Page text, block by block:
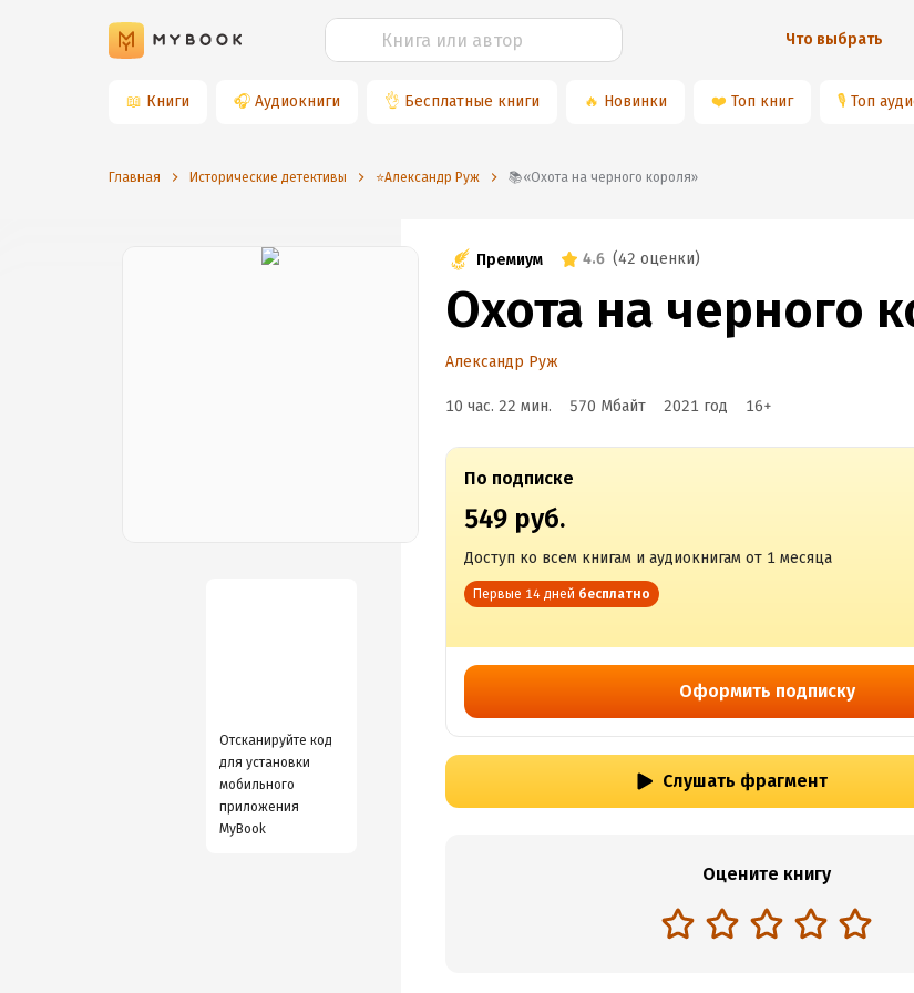
Что выбрать
📖 Книги 🎧 Аудиокниги 👌 Бесплатные книги 🔥 Новинки ❤️ Топ книг 🎙 Топ
Главная Исторические детективы ⭐️Александр Руж 📚«Охота на черного короля»
Отсканируйте код
для установки
мобильного
приложения
MyBook
Премиум 4.6 (42 оценки)
Охота на черного
Александр Руж
10 час. 22 мин. 570 Мбайт 2021 год 16+
По подписке
549 руб.
Доступ ко всем книгам и аудиокнигам от 1 месяца
Первые 14 дней бесплатно
Оформить подписку
Слушать фрагмент
Оцените книгу